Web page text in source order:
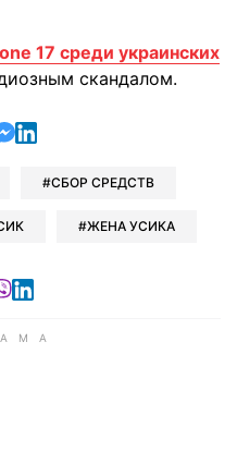
17 среди украинских
скандалом.
Telegram
в Facebook
в Xв Viber
в Whatsapp
отправить в Messenger
отправить в LinkedIn
СБОР СРЕДСТВ
ЖЕНА УСИКА
в Facebook
в X в Google news
Читайте в Viber
Читайте в LinkedIn